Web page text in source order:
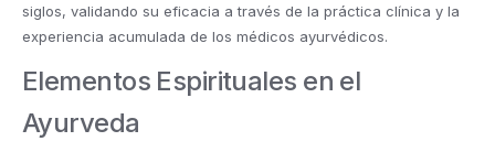
siglos, validando su eficacia a través de la práctica clínica y la
experiencia acumulada de los médicos ayurvédicos.
Elementos Espirituales en el
Ayurveda